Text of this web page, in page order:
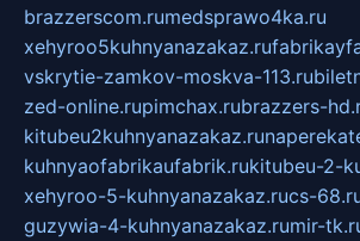
brazzerscom.rumedsprawo4ka.ru
xehyroo5kuhnyanazakaz.ru
vskrytie-zamkov-moskva-113.ru
zed-online.rupimchax.rubrazzers-
kitubeu2kuhnyanazakaz.ru
kuhnyaofabrikaufabrik.rukitubeu-2-
xehyroo-5-kuhnyanazakaz.rucs-
guzywia-4-kuhnyanazakaz.rumir-